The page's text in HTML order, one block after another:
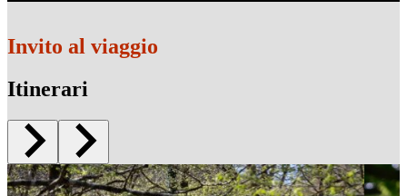
Invito al viaggio
Itinerari